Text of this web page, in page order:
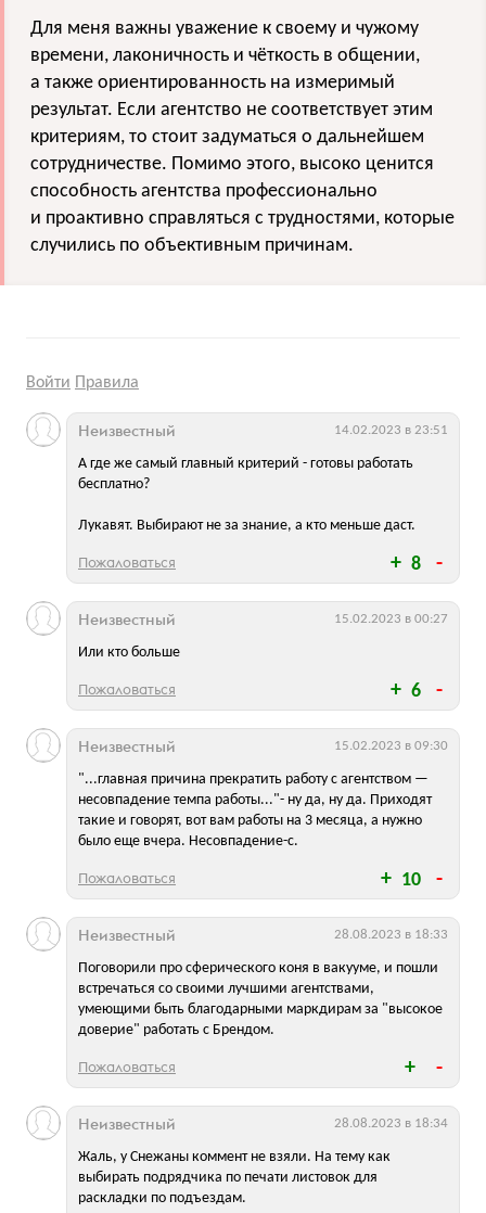
Для меня важны уважение к своему и чужому
времени, лаконичность и чёткость в общении,
а также ориентированность на измеримый
результат. Если агентство не соответствует этим
критериям, то стоит задуматься о дальнейшем
сотрудничестве. Помимо этого, высоко ценится
способность агентства профессионально
и проактивно справляться с трудностями, которые
случились по объективным причинам.
Войти Правила
8
А где же самый главный критерий - готовы работать
бесплатно?
Лукавят. Выбирают не за знание, а кто меньше даст.
Неизвестный 14.02.2023 в 23:51
Пожаловаться
6
Или кто больше
Неизвестный 15.02.2023 в 00:27
Пожаловаться
10
"...главная причина прекратить работу с агентством —
несовпадение темпа работы..."- ну да, ну да. Приходят
такие и говорят, вот вам работы на 3 месяца, а нужно
было еще вчера. Несовпадение-с.
Неизвестный 15.02.2023 в 09:30
Пожаловаться
Поговорили про сферического коня в вакууме, и пошли
встречаться со своими лучшими агентствами,
умеющими быть благодарными маркдирам за "высокое
доверие" работать с Брендом.
Неизвестный 28.08.2023 в 18:33
Пожаловаться
Жаль, у Снежаны коммент не взяли. На тему как
выбирать подрядчика по печати листовок для
раскладки по подъездам.
Неизвестный 28.08.2023 в 18:34